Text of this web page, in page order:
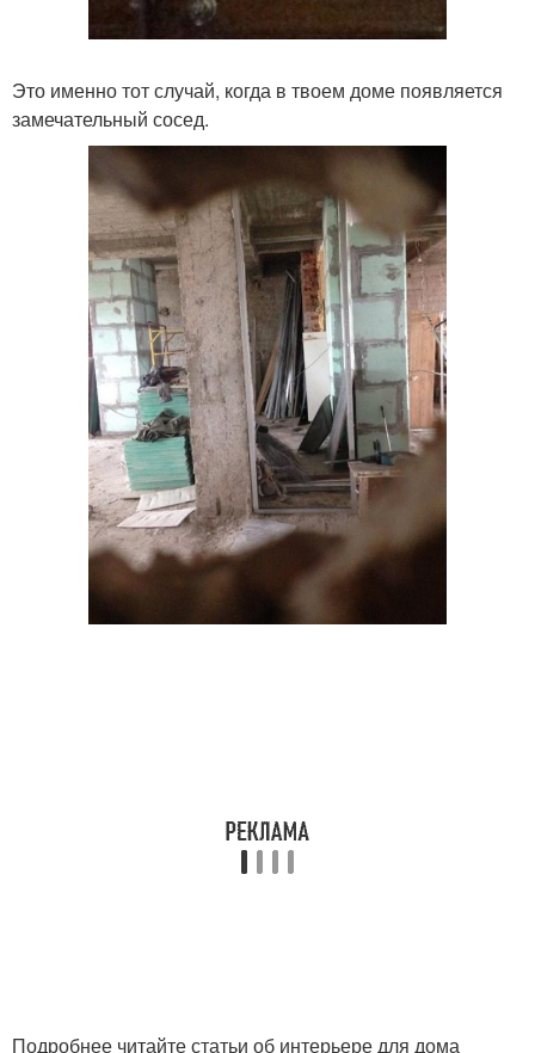
Это именно тот случай, когда в твоем доме появляется
замечательный сосед.
Подробнее читайте статьи об интерьере для дома